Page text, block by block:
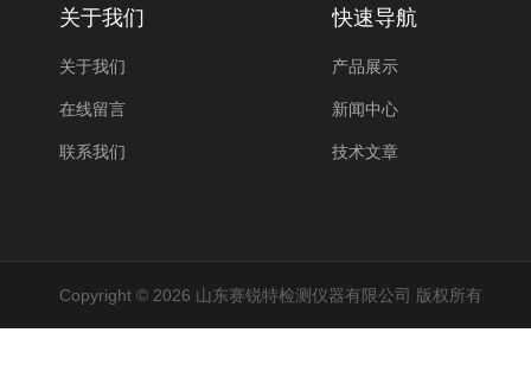
关于我们
关于我们
在线留言
联系我们
快速导航
产品展示
新闻中心
技术文章
Copyright © 2026 山东赛锐特检测仪器有限公司 版权所有